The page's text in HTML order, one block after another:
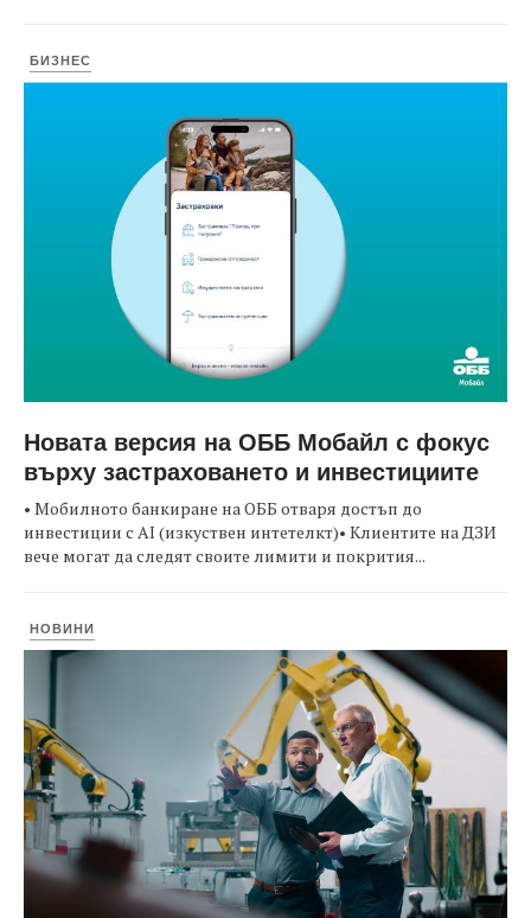
БИЗНЕС
Новата версия на ОББ Мобайл с фокус
върху застраховането и инвестициите
• Мобилното банкиране на ОББ отваря достъп до
инвестиции с AI (изкуствен интетелкт)• Клиентите на ДЗИ
вече могат да следят своите лимити и покрития...
НОВИНИ